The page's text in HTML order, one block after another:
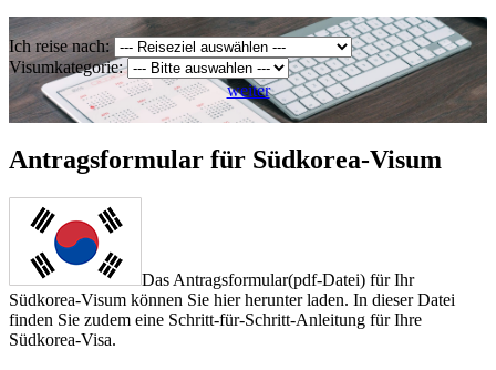
Ich reise nach:
Visumkategorie:
weiter
Antragsformular für Südkorea-Visum
Das Antragsformular(pdf-Datei) für Ihr
Südkorea-Visum können Sie hier herunter laden. In dieser Datei
finden Sie zudem eine Schritt-für-Schritt-Anleitung für Ihre
Südkorea-Visa.